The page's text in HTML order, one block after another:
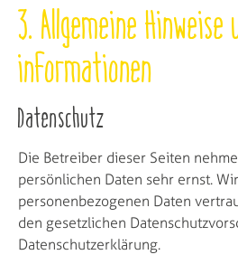
3. Allgemeine
informationen
Datenschutz
Die Betreiber dieser Seiten
persönlichen Daten sehr ernst.
personenbezogenen Daten
den gesetzlichen
Datenschutzerklärung.